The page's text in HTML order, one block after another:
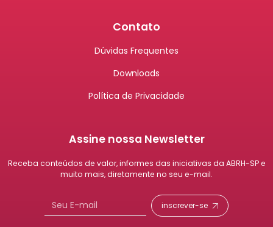
Contato
Dúvidas Frequentes
Downloads
Política de Privacidade
Assine nossa Newsletter
Receba conteúdos de valor, informes das iniciativas da ABRH-SP e
muito mais, diretamente no seu e-mail.
inscrever-se